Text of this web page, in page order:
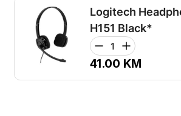
Logitech
H151 Black*
41.00 KM